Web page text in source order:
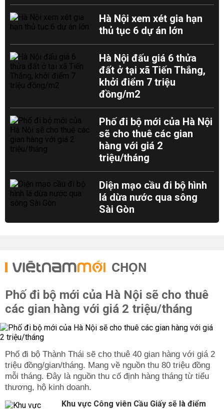
Hà Nội xem xét gia hạn
thủ tục 6 dự án lớn
Hà Nội đấu giá 6 thửa
đất ở tại xã Tiến Thắng,
khởi điểm 7 triệu
đồng/m2
Phố đi bộ mới của Hà Nội
sẽ cho thuê các gian
hàng với giá 2
triệu/tháng
Diện mạo cầu đi bộ hình
lá dừa nước qua sông
Sài Gòn
CHỌN
Phố đi bộ mới của Hà Nội sẽ cho thuê
các gian hàng với giá 2 triệu/tháng
Phố đi bộ Thành Thái sẽ cho thuê 40 gian hàng với giá 2
triệu đồng/gian/tháng. Mang về nguồn thu 80 triệu đồng
mỗi tháng. Đây là nguồn thu cố định hàng tháng từ tiểu
thương, hộ kinh doanh.
Khu vực Công viên Cầu Giấy sẽ là điểm